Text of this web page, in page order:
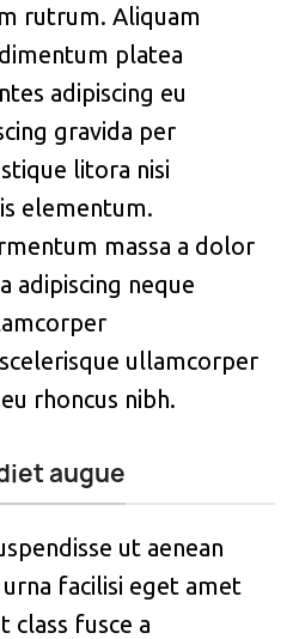
rutrum. Aliquam
platea
adipiscing eu
gravida per
litora nisi
elementum.
massa a dolor
adipiscing neque
ullamcorper
rhoncus nibh.
augue
ut aenean
facilisi eget amet
class fusce a